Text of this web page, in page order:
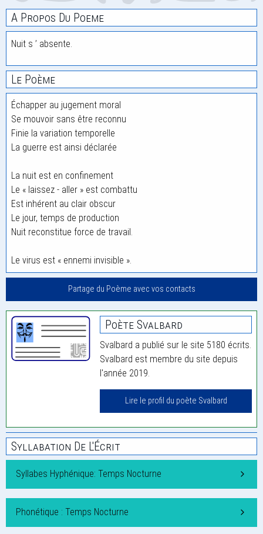
A Propos Du Poeme
Nuit s ’ absente.
Le Poème
Échapper au jugement moral
Se mouvoir sans être reconnu
Finie la variation temporelle
La guerre est ainsi déclarée
La nuit est en confinement
Le « laissez - aller » est combattu
Est inhérent au clair obscur
Le jour, temps de production
Nuit reconstitue force de travail.
Le virus est « ennemi invisible ».
Partage du Poème avec vos contacts
Poète Svalbard
Svalbard a publié sur le site 5180 écrits.
Svalbard est membre du site depuis
l'année 2019.
Lire le profil du poète Svalbard
Syllabation De L'Écrit
Syllabes Hyphénique: Temps Nocturne
Phonétique : Temps Nocturne